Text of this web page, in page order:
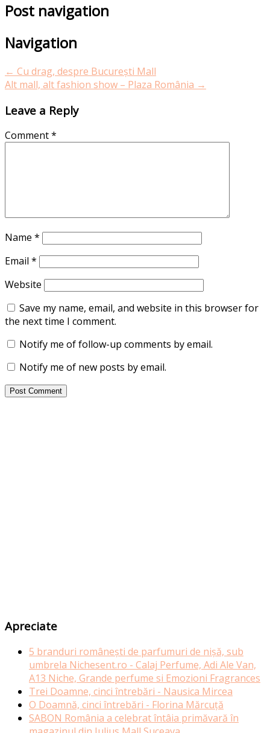
Post navigation
Navigation
← Cu drag, despre București Mall
Alt mall, alt fashion show – Plaza România →
Leave a Reply
Comment*
Name *
Email *
Website
Save my name, email, and website in this browser for
the next time I comment.
Notify me of follow-up comments by email.
Notify me of new posts by email.
Apreciate
5 branduri românești de parfumuri de nișă, sub
umbrela Nichesent.ro - Calaj Perfume, Adi Ale Van,
A13 Niche, Grande perfume si Emozioni Fragrances
Trei Doamne, cinci întrebări - Nausica Mircea
O Doamnă, cinci întrebări - Florina Mărcuță
SABON România a celebrat întâia primăvară în